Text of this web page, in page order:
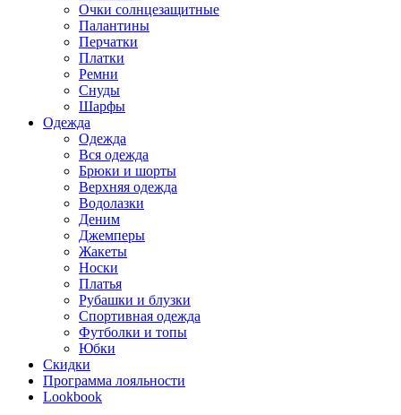
Очки солнцезащитные
Палантины
Перчатки
Платки
Ремни
Снуды
Шарфы
Одежда
Одежда
Вся одежда
Брюки и шорты
Верхняя одежда
Водолазки
Деним
Джемперы
Жакеты
Носки
Платья
Рубашки и блузки
Спортивная одежда
Футболки и топы
Юбки
Скидки
Программа лояльности
Lookbook